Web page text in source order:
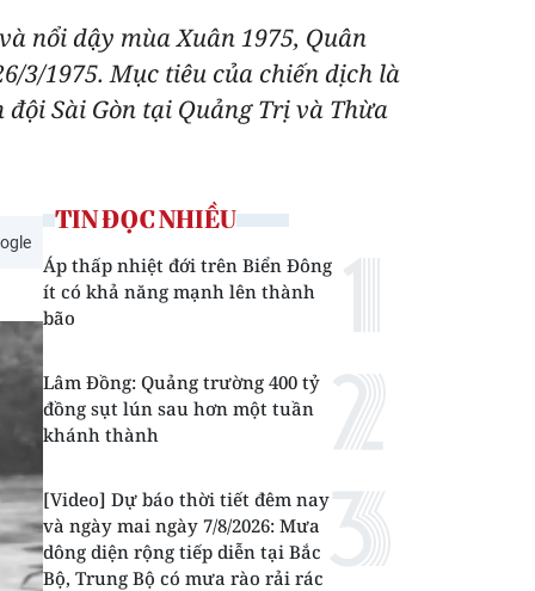
nổi dậy mùa Xuân 1975, Quân
3/1975. Mục tiêu của chiến dịch là
Sài Gòn tại Quảng Trị và Thừa
TIN ĐỌC NHIỀU
Áp thấp nhiệt đới trên Biển Đông
ít có khả năng mạnh lên thành
bão
Lâm Đồng: Quảng trường 400 tỷ
đồng sụt lún sau hơn một tuần
khánh thành
[Video] Dự báo thời tiết đêm nay
và ngày mai ngày 7/8/2026: Mưa
dông diện rộng tiếp diễn tại Bắc
Bộ, Trung Bộ có mưa rào rải rác